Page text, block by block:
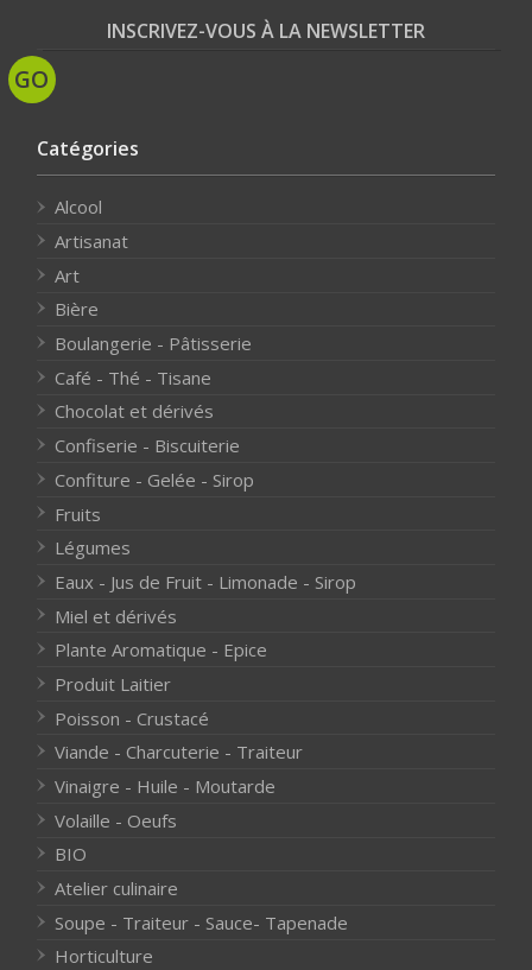
INSCRIVEZ-VOUS À LA NEWSLETTER
Catégories
Alcool
Artisanat
Art
Bière
Boulangerie - Pâtisserie
Café - Thé - Tisane
Chocolat et dérivés
Confiserie - Biscuiterie
Confiture - Gelée - Sirop
Fruits
Légumes
Eaux - Jus de Fruit - Limonade - Sirop
Miel et dérivés
Plante Aromatique - Epice
Produit Laitier
Poisson - Crustacé
Viande - Charcuterie - Traiteur
Vinaigre - Huile - Moutarde
Volaille - Oeufs
BIO
Atelier culinaire
Soupe - Traiteur - Sauce- Tapenade
Horticulture